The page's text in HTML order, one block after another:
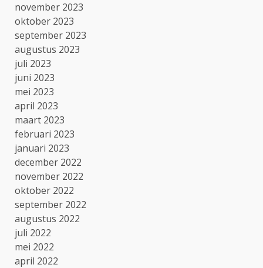
november 2023
oktober 2023
september 2023
augustus 2023
juli 2023
juni 2023
mei 2023
april 2023
maart 2023
februari 2023
januari 2023
december 2022
november 2022
oktober 2022
september 2022
augustus 2022
juli 2022
mei 2022
april 2022